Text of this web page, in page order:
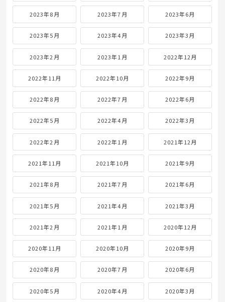
2023年8月 2023年7月 2023年6月
2023年5月 2023年4月 2023年3月
2023年2月 2023年1月 2022年12月
2022年11月 2022年10月 2022年9月
2022年8月 2022年7月 2022年6月
2022年5月 2022年4月 2022年3月
2022年2月 2022年1月 2021年12月
2021年11月 2021年10月 2021年9月
2021年8月 2021年7月 2021年6月
2021年5月 2021年4月 2021年3月
2021年2月 2021年1月 2020年12月
2020年11月 2020年10月 2020年9月
2020年8月 2020年7月 2020年6月
2020年5月 2020年4月 2020年3月